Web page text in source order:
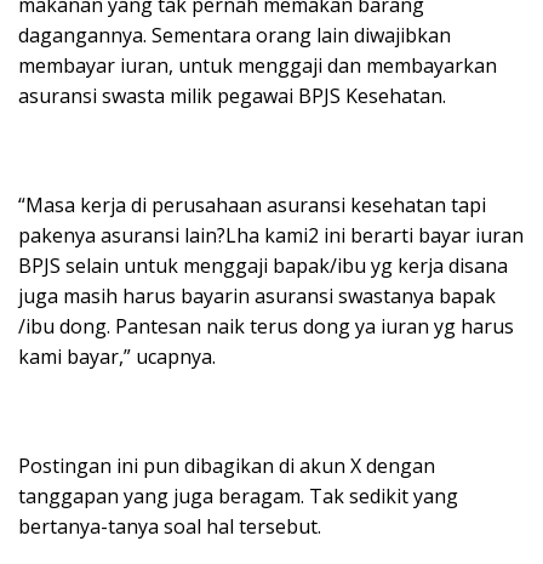
dagangannya. Sementara orang lain diwajibkan
membayar iuran, untuk menggaji dan membayarkan
asuransi swasta milik pegawai BPJS Kesehatan.
“Masa kerja di perusahaan asuransi kesehatan tapi
pakenya asuransi lain?Lha kami2 ini berarti bayar iuran
BPJS selain untuk menggaji bapak/ibu yg kerja disana
juga masih harus bayarin asuransi swastanya bapak
/ibu dong. Pantesan naik terus dong ya iuran yg harus
kami bayar,” ucapnya.
Postingan ini pun dibagikan di akun X dengan
tanggapan yang juga beragam. Tak sedikit yang
bertanya-tanya soal hal tersebut.